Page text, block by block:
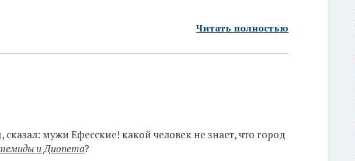
Читать полностью
мужи Ефесские! какой человек не знает, что город
и Диопета?